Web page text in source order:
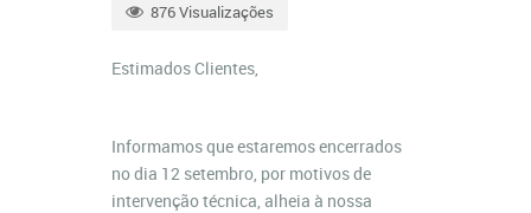
876 Visualizações
Estimados Clientes,
Informamos que estaremos encerrados
no dia 12 setembro, por motivos de
intervenção técnica, alheia à nossa